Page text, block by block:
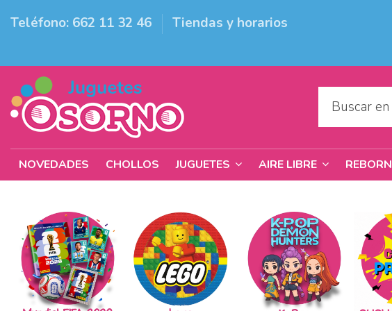
Teléfono: 662 11 32 46 Tiendas y horarios
NOVEDADES CHOLLOS JUGUETES AIRE LIBRE REBORN